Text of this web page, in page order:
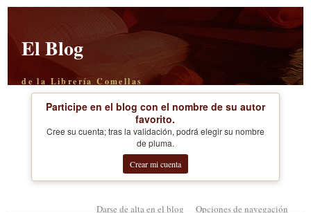
El Blog
de la Librería Comellas
Participe en el blog con el nombre de su autor
favorito.
Cree su cuenta; tras la validación, podrá elegir su nombre
de pluma.
Crear mi cuenta
Darse de alta en el blog Opciones de navegación